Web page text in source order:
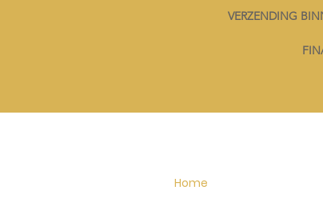
VERZENDING
Home